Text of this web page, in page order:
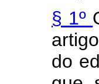
§ 1º
do